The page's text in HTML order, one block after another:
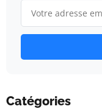
Catégories